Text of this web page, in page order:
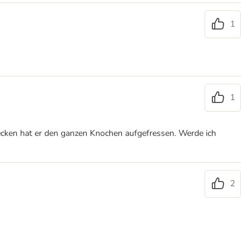
1
1
hat er den ganzen Knochen aufgefressen. Werde ich
2